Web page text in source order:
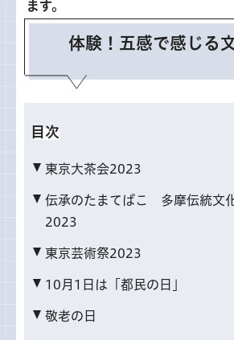
ます。
体験！五感で感じる
目次
東京大茶会2023
伝承のたまてばこ 多摩伝統文
2023
東京芸術祭2023
10月1日は「都民の日」
敬老の日